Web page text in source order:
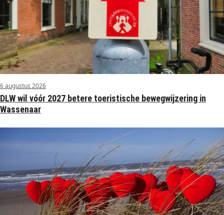
6 augustus 2026
DLW wil vóór 2027 betere toeristische bewegwijzering in
Wassenaar